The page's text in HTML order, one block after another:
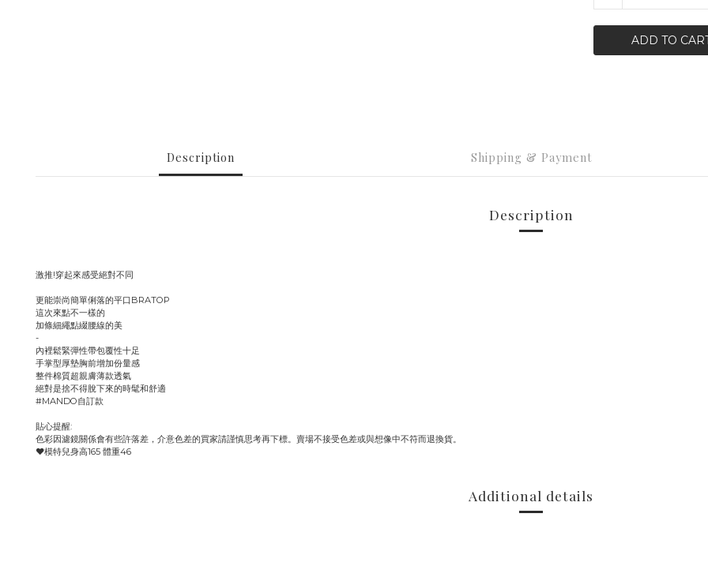
ADD TO
Description Shipping & Payment
Description
激推!穿起來感受絕對不同
更能崇尚簡單俐落的平口BRATOP
這次來點不一樣的
加條細繩點綴腰線的美
-
內裡鬆緊彈性帶包覆性十足
手掌型厚墊胸前增加份量感
整件棉質超親膚薄款透氣
絕對是捨不得脫下來的時髦和舒適
#MANDO自訂款
貼心提醒:
色彩因濾鏡關係會有些許落差，介意色差的買家請謹慎思考再下標。賣場不接受色差或與想像中不符而退換貨。
♥️模特兒身高165 體重46
Additional details